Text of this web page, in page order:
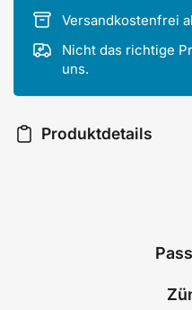
Versandkostenfrei
Nicht das richtige
uns.
Produktdetails